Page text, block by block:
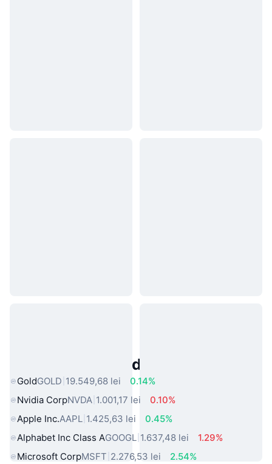
Active Populare din Lumea Reală
GoldGOLD 19.549,68 lei
0.14%
Nvidia CorpNVDA 1.001,17 lei
0.10%
Apple Inc.AAPL 1.425,63 lei
0.45%
Alphabet Inc Class AGOOGL 1.637,48 lei
1.29%
Microsoft CorpMSFT 2.276,53 lei 2.54%